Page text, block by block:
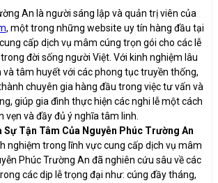
An là người sáng lập và quản trị viên của
, một trong những website uy tín hàng đầu tại
cấp dịch vụ mâm cúng trọn gói cho các lễ
đời sống người Việt. Với kinh nghiệm lâu
tâm huyết với các phong tục truyền thống,
chuyên gia hàng đầu trong việc tư vấn và
giúp gia đình thực hiện các nghi lễ một cách
vẹn và đầy đủ ý nghĩa tâm linh.
Sự Tận Tâm Của Nguyễn Phúc Trường An
nghiệm trong lĩnh vực cung cấp dịch vụ mâm
Phúc Trường An đã nghiên cứu sâu về các
các dịp lễ trọng đại như: cúng đầy tháng,